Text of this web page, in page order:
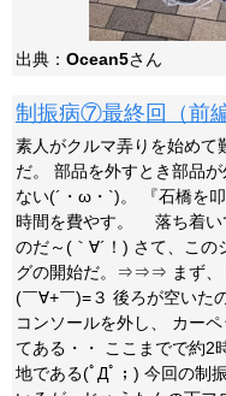
出典： Ocean5さん
制振病⑦最終回（前
素人がクルマ弄りを始めて
だ。 部品を外すとき部品
ない(´・ω・`)。 『石橋を
時間を費やす。 落ち着い
のだ～(｀∀´！) さて、この
グの開始だ。⇒⇒⇒ まず、
(￣∀+￣)=３ 後ろが空いた
コンソールを外し、 カー
てある・・ ここまでで約
地である(ﾟДﾟ；) 今回の制